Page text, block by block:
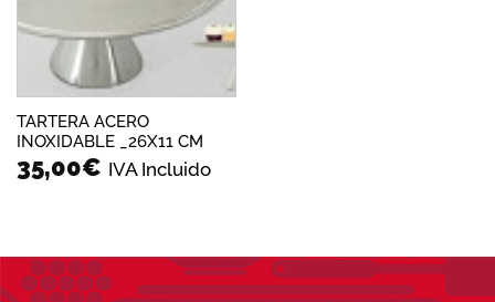
TARTERA ACERO
INOXIDABLE _26X11 CM
35,00€ IVA Incluido